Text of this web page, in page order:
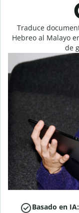
Traduce
Hebreo al Malayo
de
Basado en IA: